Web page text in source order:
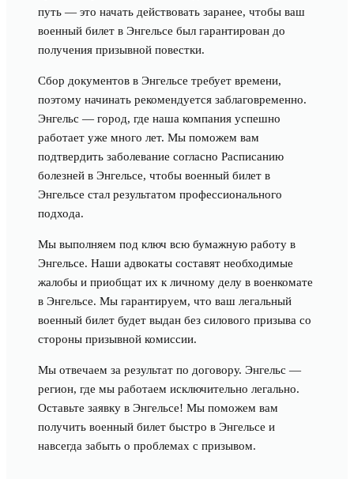
путь — это начать действовать заранее, чтобы ваш
военный билет в Энгельсе был гарантирован до
получения призывной повестки.
Сбор документов в Энгельсе требует времени,
поэтому начинать рекомендуется заблаговременно.
Энгельс — город, где наша компания успешно
работает уже много лет. Мы поможем вам
подтвердить заболевание согласно Расписанию
болезней в Энгельсе, чтобы военный билет в
Энгельсе стал результатом профессионального
подхода.
Мы выполняем под ключ всю бумажную работу в
Энгельсе. Наши адвокаты составят необходимые
жалобы и приобщат их к личному делу в военкомате
в Энгельсе. Мы гарантируем, что ваш легальный
военный билет будет выдан без силового призыва со
стороны призывной комиссии.
Мы отвечаем за результат по договору. Энгельс —
регион, где мы работаем исключительно легально.
Оставьте заявку в Энгельсе! Мы поможем вам
получить военный билет быстро в Энгельсе и
навсегда забыть о проблемах с призывом.